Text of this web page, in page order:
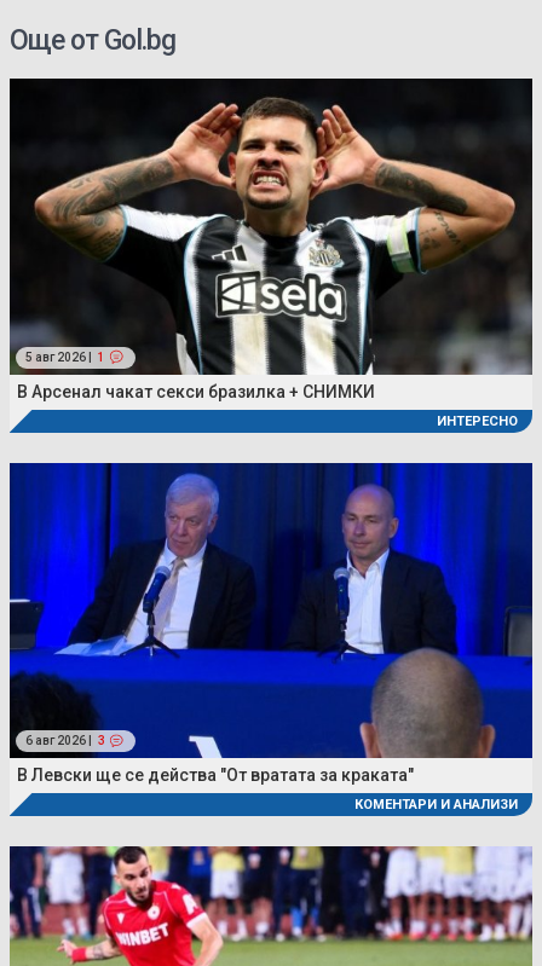
Още от Gol.bg
5 авг 2026 | 1
В Арсенал чакат секси бразилка + СНИМКИ
ИНТЕРЕСНО
6 авг 2026 | 3
В Левски ще се действа "От вратата за краката"
КОМЕНТАРИ И АНАЛИЗИ